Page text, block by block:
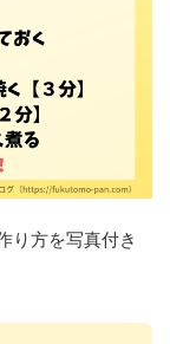
り方を写真付き